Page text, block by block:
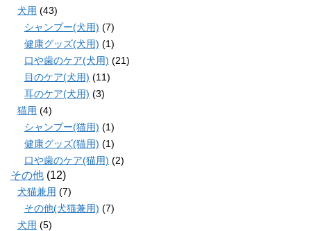
犬用 (43)
シャンプー(犬用) (7)
健康グッズ(犬用) (1)
口や歯のケア(犬用) (21)
目のケア(犬用) (11)
耳のケア(犬用) (3)
猫用 (4)
シャンプー(猫用) (1)
健康グッズ(猫用) (1)
口や歯のケア(猫用) (2)
その他 (12)
犬猫兼用 (7)
その他(犬猫兼用) (7)
犬用 (5)